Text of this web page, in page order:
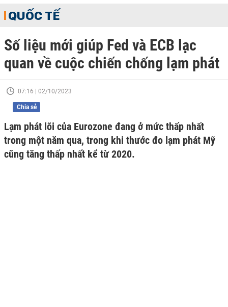
QUỐC TẾ
Số liệu mới giúp Fed và ECB lạc
quan về cuộc chiến chống lạm phát
07:16 | 02/10/2023
Chia sẻ
Lạm phát lõi của Eurozone đang ở mức thấp nhất
trong một năm qua, trong khi thước đo lạm phát Mỹ
cũng tăng thấp nhất kể từ 2020.